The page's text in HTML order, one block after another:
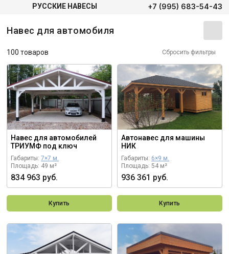
РУССКИЕ НАВЕСЫ +7 (995) 683-54-43
Навес для автомобиля
100 товаров Сбросить фильтры
Навес для автомобилей
ТРИУМФ под ключ
Габариты: 7×7 м.
Площадь: 49 м²
834 963 руб.
Купить
Автонавес для машины
НИК
Габариты: 6×9 м.
Площадь: 54 м²
936 361 руб.
Купить